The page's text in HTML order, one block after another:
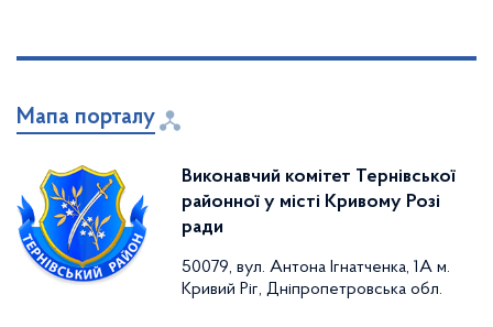
Мапа порталу
Виконавчий комітет Тернівської
районної у місті Кривому Розі
ради
50079, вул. Антона Ігнатченка, 1А м.
Кривий Ріг, Дніпропетровська обл.